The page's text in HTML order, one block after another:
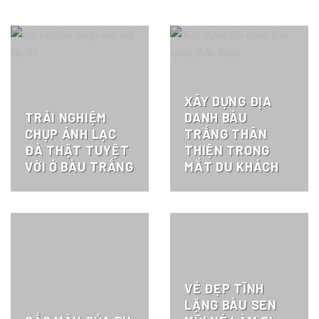
TRẢI NGHIỆM
CHỤP ẢNH LẠC
ĐÀ THẬT TUYỆT
VỜI Ở BÀU TRẮNG
XÂY DỰNG ĐỊA
DANH BÀU
TRẮNG THÂN
THIỆN TRONG
MẮT DU KHÁCH
VẺ ĐẸP TĨNH
LẶNG BÀU SEN